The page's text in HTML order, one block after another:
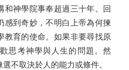
和神學院事奉超過三十年。回
感到奇妙，不明白上帝為何揀
教育的使命。如果非要尋找原
思考神學與人生的問題。然
不取決於人的能力或條件。